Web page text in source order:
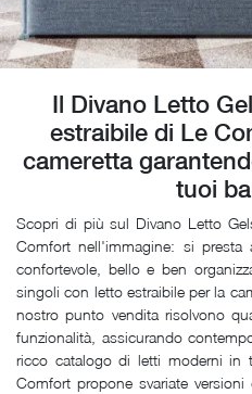
Il Divano Letto
estraibile di Le
cameretta
tuoi
Scopri di più sul Divano Letto
Comfort nell'immagine: si
confortevole, bello e ben
singoli con letto estraibile per la
nostro punto vendita risolvono
funzionalità, assicurando
ricco catalogo di letti moderni in
Comfort propone svariate